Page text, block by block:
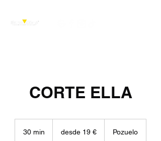
CORTE ELLA
30 min desde 19 € Pozuelo